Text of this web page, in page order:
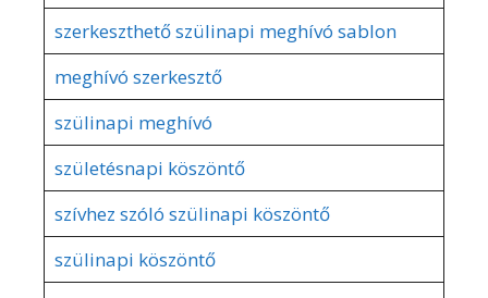
szerkeszthető szülinapi meghívó sablon
meghívó szerkesztő
szülinapi meghívó
születésnapi köszöntő
szívhez szóló szülinapi köszöntő
szülinapi köszöntő